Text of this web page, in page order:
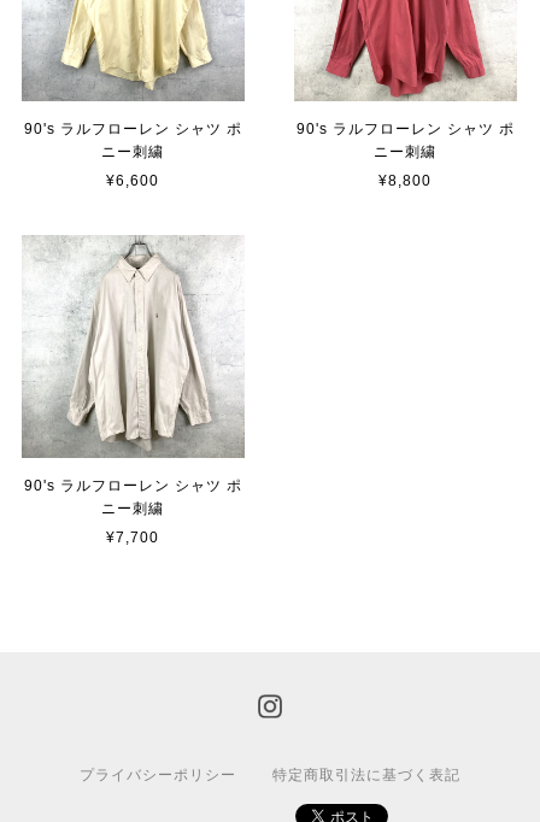
90's ラルフローレン シャツ ポ
ニー刺繍
¥6,600
90's ラルフローレン シャツ ポ
ニー刺繍
¥8,800
90's ラルフローレン シャツ ポ
ニー刺繍
¥7,700
プライバシーポリシー 特定商取引法に基づく表記